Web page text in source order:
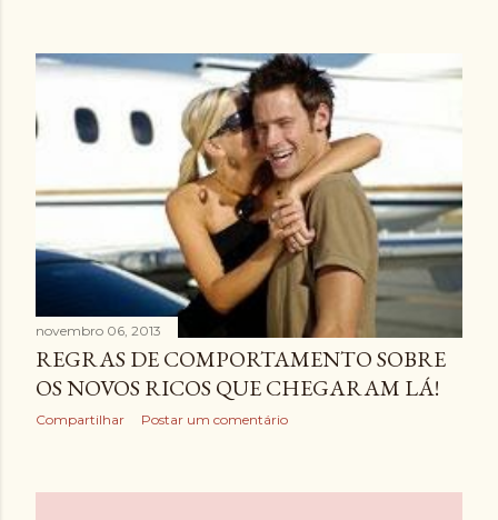
novembro 06, 2013
REGRAS DE COMPORTAMENTO SOBRE
OS NOVOS RICOS QUE CHEGARAM LÁ!
Compartilhar Postar um comentário